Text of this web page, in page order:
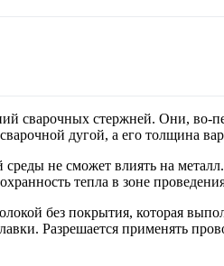
сварочных стержней. Они, во-
дугой, а его толщина
не сможет влиять на
тепла в зоне
без покрытия, которая
Разрешается применять